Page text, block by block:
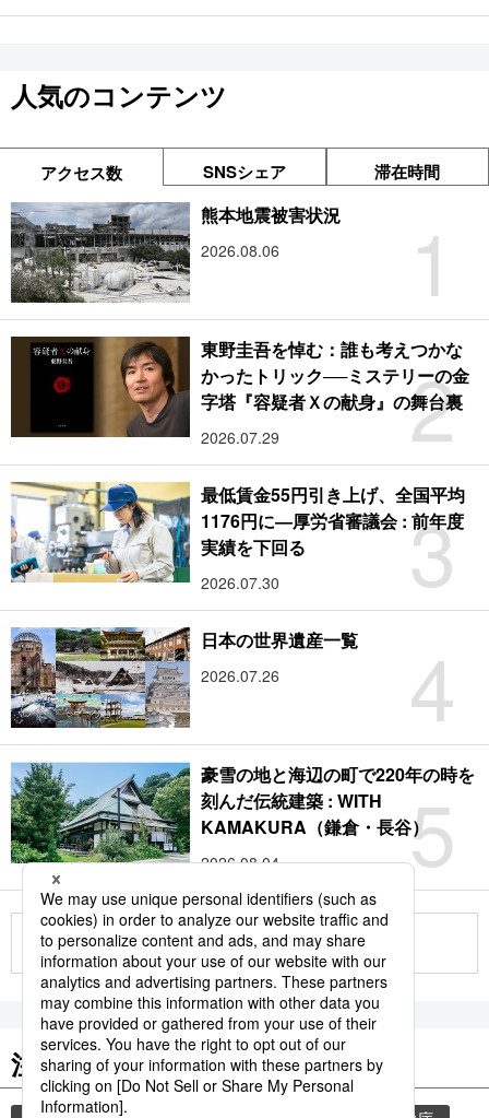
人気のコンテンツ
アクセス数 SNSシェア 滞在時間
1
熊本地震被害状況
2026.08.06
2
東野圭吾を悼む：誰も考えつかな
かったトリック──ミステリーの金
字塔『容疑者Ｘの献身』の舞台裏
2026.07.29
3
最低賃金55円引き上げ、全国平均
1176円に―厚労省審議会 : 前年度
実績を下回る
2026.07.30
4
日本の世界遺産一覧
2026.07.26
5
豪雪の地と海辺の町で220年の時を
刻んだ伝統建築 : WITH
KAMAKURA（鎌倉・長谷）
2026.08.04
もっと見る
注目のキーワード